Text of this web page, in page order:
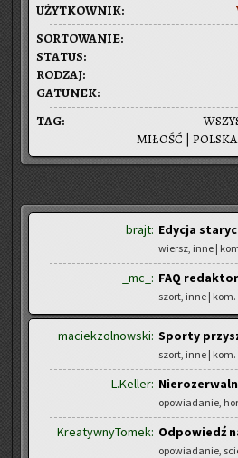
UŻYT­KOW­NIK:
SOR­TO­WA­NIE:
STA­TUS:
RO­DZAJ:
GA­TU­NEK:
MI­ŁOŚĆ | POL­SKA
TAG:
brajt: Edycja
wiersz, inne |
_mc_: FAQ
szort, inne | kom.
maciekzolnowski: Sporty
szort, inne | kom.
L.Keller:
opowiadanie,
KreatywnyTomek: Odpowiedź
opowiadanie,